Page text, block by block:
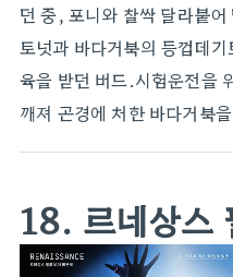
던 중, 포니와 찰싹 달라붙
토넛과 바다거북의 등껍데
육을 받던 버드.시험운전을
깨져 곤경에 처한 바다거북
18. 르네상스